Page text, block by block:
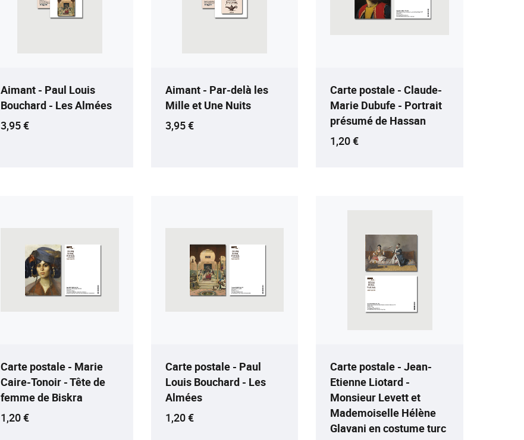
Aimant - Paul Louis
Bouchard - Les Almées
Prix ​​actuel
3,95 €
Aimant - Par-delà les
Mille et Une Nuits
Prix ​​actuel
3,95 €
Carte postale - Claude-
Marie Dubufe - Portrait
présumé de Hassan
Prix ​​actuel
1,20 €
Carte postale - Marie
Caire-Tonoir - Tête de
femme de Biskra
Prix ​​actuel
1,20 €
Carte postale - Paul
Louis Bouchard - Les
Almées
Prix ​​actuel
1,20 €
Carte postale - Jean-
Etienne Liotard -
Monsieur Levett et
Mademoiselle Hélène
Glavani en costume turc